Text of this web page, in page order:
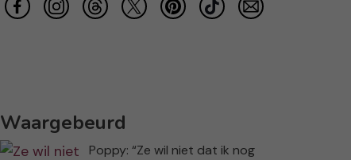
Waargebeurd
Poppy: “Ze wil niet dat ik nog